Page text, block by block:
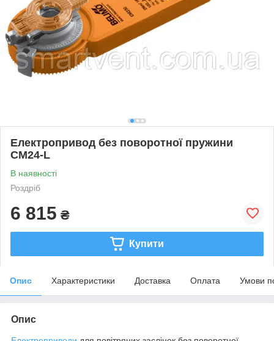
Електропривод без поворотної пружини
CM24-L
В наявності
Роздріб
6 815 ₴
Купити
Опис Характеристики Доставка Оплата Умови
Опис